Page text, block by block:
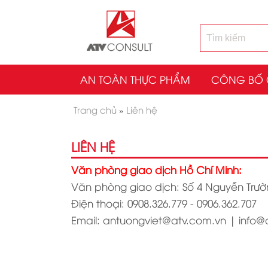
AN TOÀN THỰC PHẨM CÔNG BỐ
Trang chủ » Liên hệ
LIÊN HỆ
Văn phòng giao dịch Hồ Chí Minh:
Văn phòng giao dịch: Số 4 Nguyễn
Điện thoại: 0908.326.779 - 0906.362.707
Email: antuongviet@atv.com.vn|